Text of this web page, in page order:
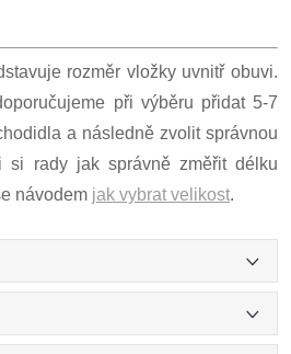
rozměr vložky uvnitř obuvi.
při výběru přidat 5-7
a následně zvolit správnou
si rady jak správně změřit délku
návodem jak vybrat velikost.